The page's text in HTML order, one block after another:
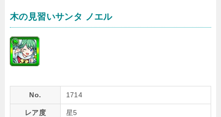
木の見習いサンタ ノエル
No. 1714
レア度 星5